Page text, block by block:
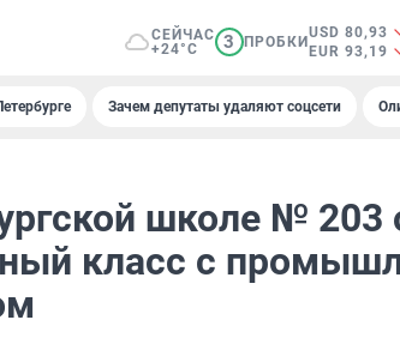
СЕЙЧАС
+24°C
3 ПРОБКИ
USD 80,93
EUR 93,19
Зачем депутаты удаляют соцсети
школе № 203
класс с